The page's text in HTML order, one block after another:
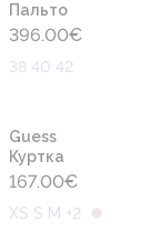
Пальто
396.00€
38 40 42
Guess
Куртка
167.00€
XS S M +2